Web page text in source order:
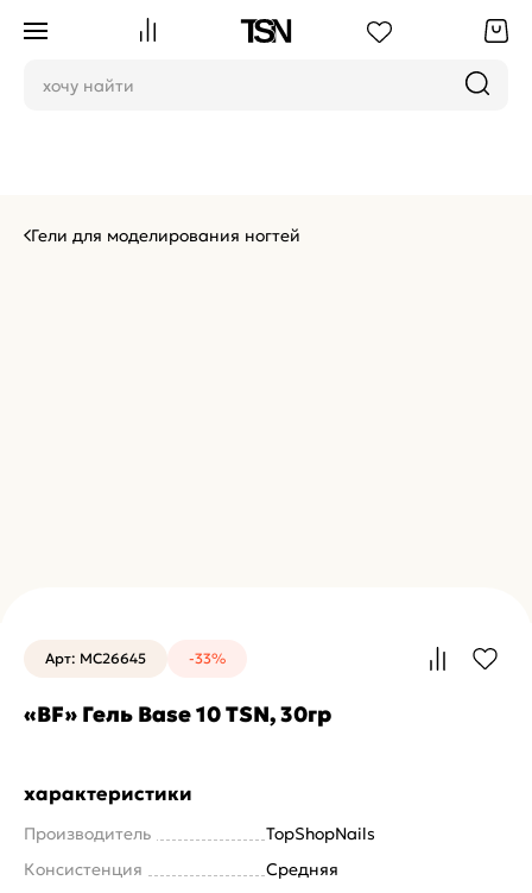
Гели для моделирования ногтей
Арт: MC26645 -33%
«BF» Гель Base 10 TSN, 30гр
характеристики
Производитель
TopShopNails
Консистенция
Средняя